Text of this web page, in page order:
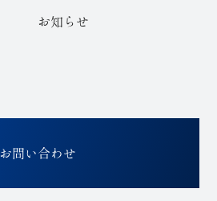
お知らせ
お問い合わせ